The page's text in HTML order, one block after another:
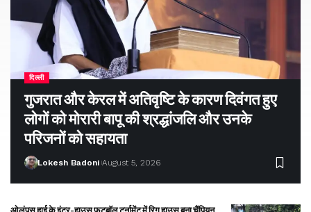
दिल्ली
गुजरात और केरल में अतिवृष्टि के कारण दिवंगत हुए
लोगों को मोरारी बापू की श्रद्धांजलि और उनके
परिजनों को सहायता
Lokesh Badoni August 5, 2026